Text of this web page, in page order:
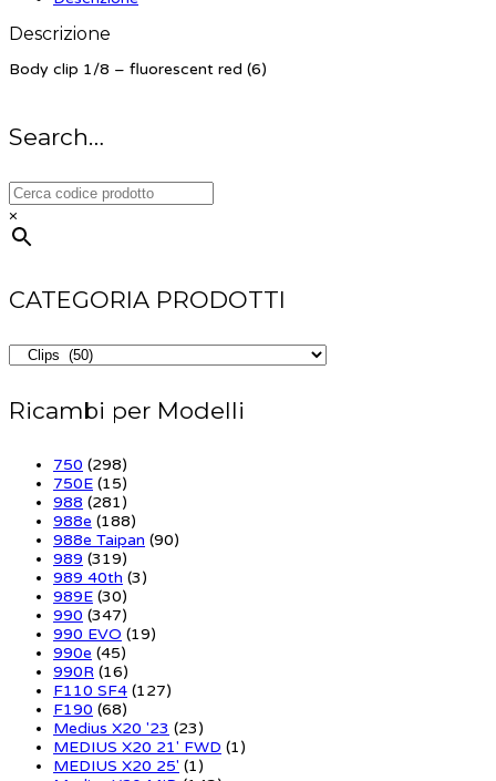
Descrizione
Body clip 1/8 – fluorescent red (6)
Search…
×
CATEGORIA PRODOTTI
Ricambi per Modelli
750 (298)
750E (15)
988 (281)
988e (188)
988e Taipan (90)
989 (319)
989 40th (3)
989E (30)
990 (347)
990 EVO (19)
990e (45)
990R (16)
F110 SF4 (127)
F190 (68)
Medius X20 '23 (23)
MEDIUS X20 21' FWD (1)
MEDIUS X20 25' (1)